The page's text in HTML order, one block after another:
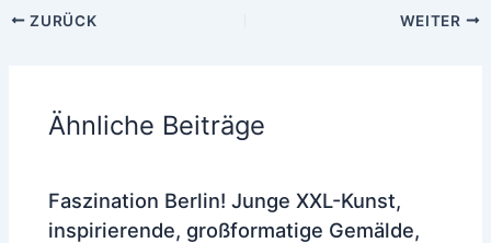
ZURÜCK WEITER
Ähnliche Beiträge
Faszination Berlin! Junge XXL-Kunst,
inspirierende, großformatige Gemälde,